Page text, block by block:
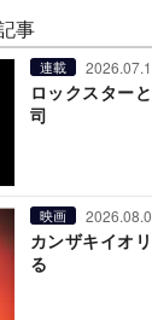
事
連載
ロックスター
司
映画
カンザキイオ
る